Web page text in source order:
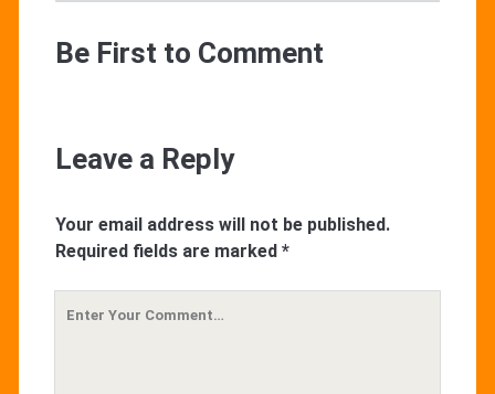
Be First to Comment
Leave a Reply
Your email address will not be published.
Required fields are marked *